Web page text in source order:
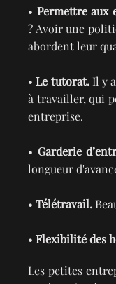
• Permettre aux
? Avoir une
abordent leur
•Le tutorat.Il y
à travailler, qui
entreprise.
• Garderie
longueur
• Télétravail.
• Flexibilité des
Les petites